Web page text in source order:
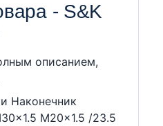
- S&K
описанием,
Наконечник
M20x1.5 /23.5